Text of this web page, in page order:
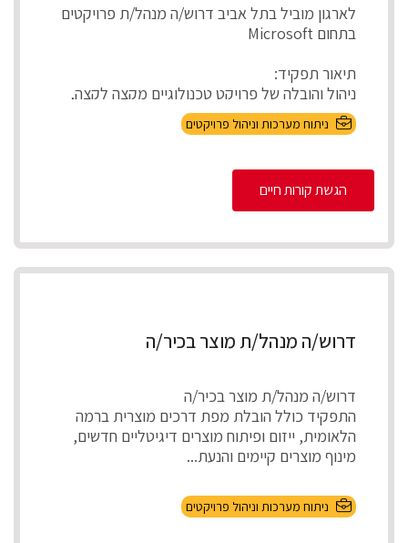
לארגון מוביל בתל אביב דרוש/ה מנהל/ת פרויקטים
בתחום Microsoft
תיאור תפקיד:
ניהול והובלה של פרויקט טכנולוגיים מקצה לקצה,
אפיון דרישות בהתא...
ניתוח מערכות וניהול פרויקטים
הגשת קורות חיים
דרוש/ה מנהל/ת מוצר בכיר/ה
דרוש/ה מנהל/ת מוצר בכיר/ה
התפקיד כולל הובלת מפת דרכים מוצרית ברמה
הלאומית, ייזום ופיתוח מוצרים דיגיטליים חדשים,
מינוף מוצרים קיימים והנעת...
ניתוח מערכות וניהול פרויקטים